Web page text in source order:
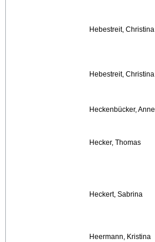
Hebestreit, Christina
Hebestreit, Christina
Heckenbücker, Anne
Hecker, Thomas
Heckert, Sabrina
Heermann, Kristina